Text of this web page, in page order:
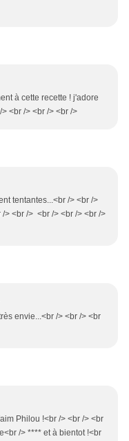
à cette recette ! j'adore
<br /> <br /> <br />
tentantes...<br /> <br />
> <br /> <br /> <br /> <br />
envie...<br /> <br /> <br
Philou !<br /> <br /> <br
/> **** et à bientot !<br